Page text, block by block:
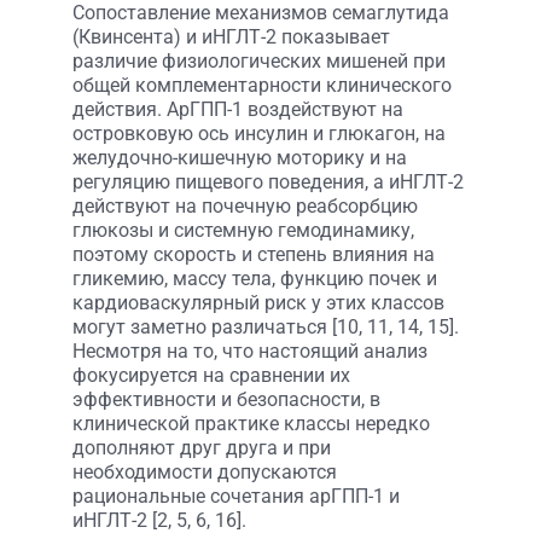
Сопоставление механизмов семаглутида
(Квинсента) и иНГЛТ-2 показывает
различие физиологических мишеней при
общей комплементарности клинического
действия. АрГПП-1 воздействуют на
островковую ось инсулин и глюкагон, на
желудочно-кишечную моторику и на
регуляцию пищевого поведения, а иНГЛТ-2
действуют на почечную реабсорбцию
глюкозы и системную гемодинамику,
поэтому скорость и степень влияния на
гликемию, массу тела, функцию почек и
кардиоваскулярный риск у этих классов
могут заметно различаться [10, 11, 14, 15].
Несмотря на то, что настоящий анализ
фокусируется на сравнении их
эффективности и безопасности, в
клинической практике классы нередко
дополняют друг друга и при
необходимости допускаются
рациональные сочетания арГПП-1 и
иНГЛТ-2 [2, 5, 6, 16].